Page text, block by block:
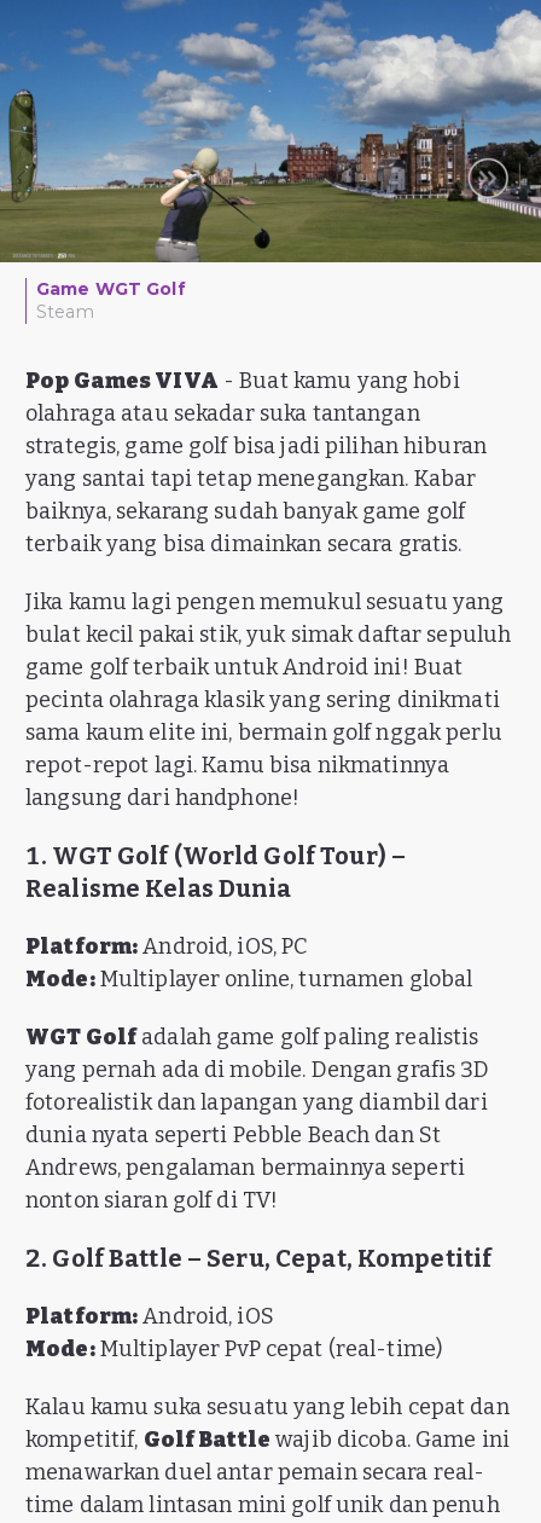
Game WGT Golf
Steam
Pop Games VIVA - Buat kamu yang hobi
olahraga atau sekadar suka tantangan
strategis, game golf bisa jadi pilihan hiburan
yang santai tapi tetap menegangkan. Kabar
baiknya, sekarang sudah banyak game golf
terbaik yang bisa dimainkan secara gratis.
Jika kamu lagi pengen memukul sesuatu yang
bulat kecil pakai stik, yuk simak daftar sepuluh
game golf terbaik untuk Android ini! Buat
pecinta olahraga klasik yang sering dinikmati
sama kaum elite ini, bermain golf nggak perlu
repot-repot lagi. Kamu bisa nikmatinnya
langsung dari handphone!
1. WGT Golf (World Golf Tour) –
Realisme Kelas Dunia
Platform:Android, iOS, PC
Mode:Multiplayer online, turnamen global
WGT Golfadalah game golf paling realistis
yang pernah ada di mobile. Dengan grafis 3D
fotorealistik dan lapangan yang diambil dari
dunia nyata seperti Pebble Beach dan St
Andrews, pengalaman bermainnya seperti
nonton siaran golf di TV!
2. Golf Battle – Seru, Cepat, Kompetitif
Platform:Android, iOS
Mode:Multiplayer PvP cepat (real-time)
Kalau kamu suka sesuatu yang lebih cepat dan
kompetitif, Golf Battle wajib dicoba. Game ini
menawarkan duel antar pemain secara real-
time dalam lintasan mini golf unik dan penuh